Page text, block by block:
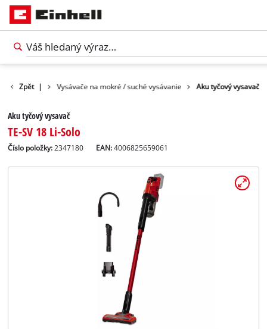
Zpět |
zariadenia Vysávače na mokré / suché vysávanie Aku tyčový vysavač
Aku tyčový vysavač
TE-SV 18 Li-Solo
Číslo položky: 2347180 EAN:4006825659061